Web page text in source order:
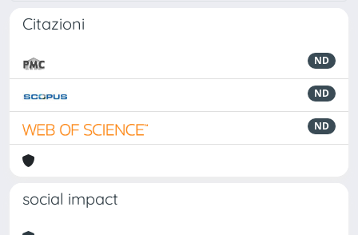
Citazioni
ND
ND
ND
social impact